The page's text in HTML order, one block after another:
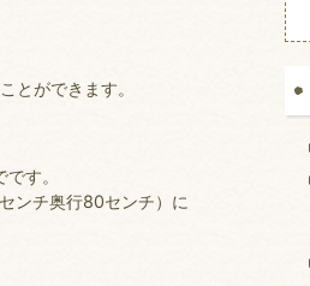
とができます。
す。
ンチ奥行80センチ）に